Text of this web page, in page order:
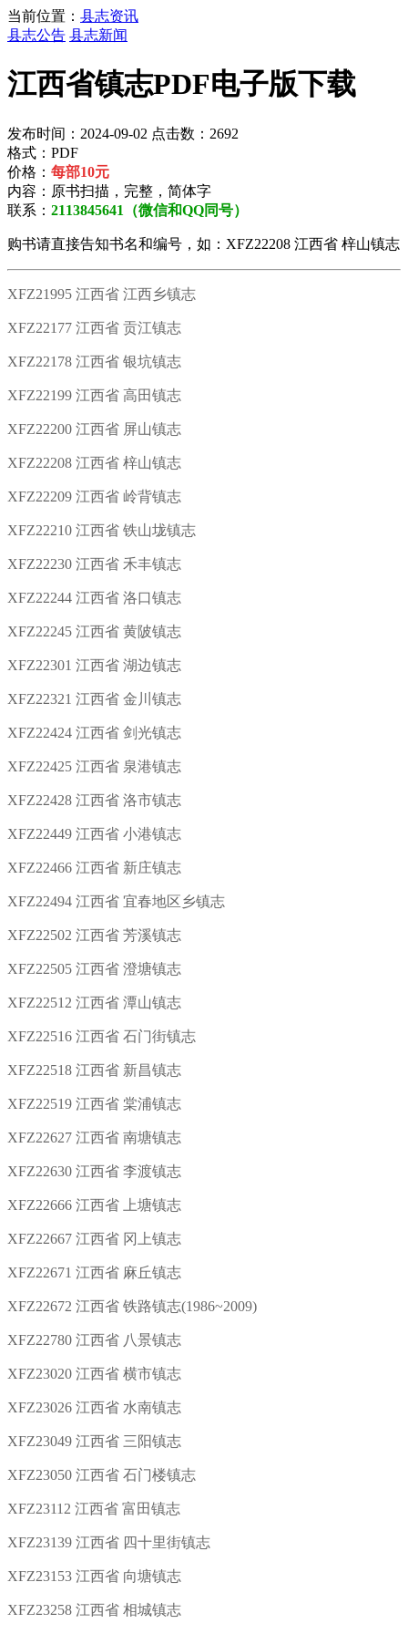
当前位置： 县志资讯
县志公告 县志新闻
江西省镇志PDF电子版下载
发布时间：2024-09-02 点击数：2692
格式：PDF
价格： 每部10元
内容：原书扫描，完整，简体字
联系： 2113845641（微信和QQ同号）
购书请直接告知书名和编号，如：XFZ22208 江西省 梓山镇志
XFZ21995 江西省 江西乡镇志
XFZ22177 江西省 贡江镇志
XFZ22178 江西省 银坑镇志
XFZ22199 江西省 高田镇志
XFZ22200 江西省 屏山镇志
XFZ22208 江西省 梓山镇志
XFZ22209 江西省 岭背镇志
XFZ22210 江西省 铁山垅镇志
XFZ22230 江西省 禾丰镇志
XFZ22244 江西省 洛口镇志
XFZ22245 江西省 黄陂镇志
XFZ22301 江西省 湖边镇志
XFZ22321 江西省 金川镇志
XFZ22424 江西省 剑光镇志
XFZ22425 江西省 泉港镇志
XFZ22428 江西省 洛市镇志
XFZ22449 江西省 小港镇志
XFZ22466 江西省 新庄镇志
XFZ22494 江西省 宜春地区乡镇志
XFZ22502 江西省 芳溪镇志
XFZ22505 江西省 澄塘镇志
XFZ22512 江西省 潭山镇志
XFZ22516 江西省 石门街镇志
XFZ22518 江西省 新昌镇志
XFZ22519 江西省 棠浦镇志
XFZ22627 江西省 南塘镇志
XFZ22630 江西省 李渡镇志
XFZ22666 江西省 上塘镇志
XFZ22667 江西省 冈上镇志
XFZ22671 江西省 麻丘镇志
XFZ22672 江西省 铁路镇志(1986~2009)
XFZ22780 江西省 八景镇志
XFZ23020 江西省 横市镇志
XFZ23026 江西省 水南镇志
XFZ23049 江西省 三阳镇志
XFZ23050 江西省 石门楼镇志
XFZ23112 江西省 富田镇志
XFZ23139 江西省 四十里街镇志
XFZ23153 江西省 向塘镇志
XFZ23258 江西省 相城镇志